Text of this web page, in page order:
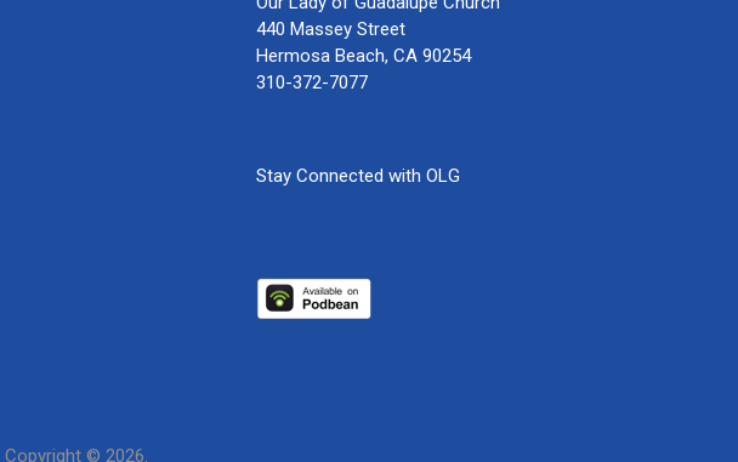
440 Massey Street
Hermosa Beach, CA 90254
310-372-7077
Stay Connected with OLG
Copyright © 2026.